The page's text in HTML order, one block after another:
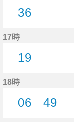
36
17時
19
18時
06
49